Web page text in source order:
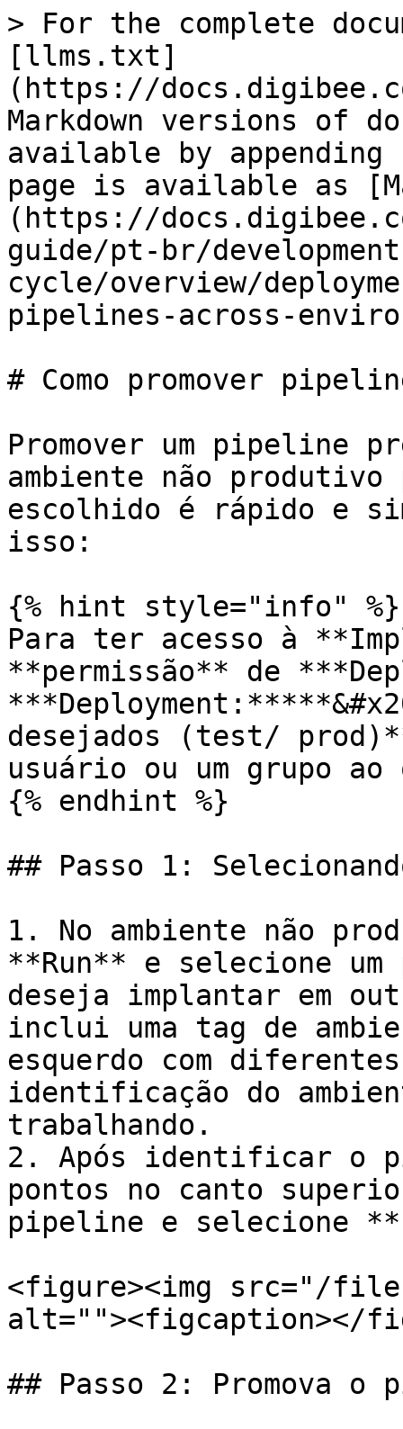
> For the complete
[llms.txt]
(https://
Markdown versions of
available by
page is available as
(https://
guide/pt-br/
cycle/overview/
pipelines-across-
# Como promover
Promover um pipeline
ambiente não
escolhido é rápido e
isso:
{% hint style="info" %}
Para ter acesso à
**permissão** de
desejados (test/
usuário ou um grupo
{% endhint %}
## Passo 1:
1. No ambiente não
**Run** e selecione
deseja implantar em
inclui uma tag de
esquerdo com
identificação do
trabalhando.
2. Após identificar o
pontos no canto
pipeline e selecione
<figure><img src="/files/
alt=""><figcaption></
## Passo 2: Promova o